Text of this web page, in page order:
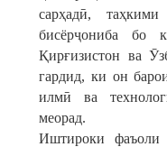
сарҳадӣ,
бисёрҷониба бо
Қирғизистон ва
гардид, ки он
илмӣ ва
меорад.
Иштироки фаъоли